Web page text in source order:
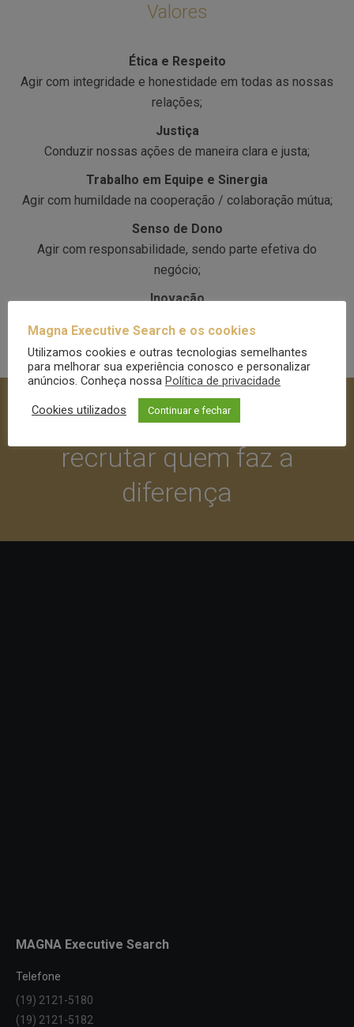
Valores
Ética e Respeito
Agir com integridade e honestidade em todas as nossas
relações;
Justiça
Conduzir nossas ações de maneira clara e justa;
Trabalho em Equipe e Sinergia
Agir com humildade na cooperação / colaboração mútua;
Senso de Dono
Agir com responsabilidade, sendo parte efetiva do
negócio;
Inovação
novas ferramentas e desenvolvimento das pessoas.
Somos especialistas em
recrutar quem faz a
diferença
MAGNA Executive Search
Telefone
(19) 2121-5180
(19) 2121-5182
Magna Executive Search e os cookies
Utilizamos cookies e outras tecnologias semelhantes
para melhorar sua experiência conosco e personalizar
anúncios. Conheça nossa Política de privacidade
Cookies utilizados Continuar e fechar